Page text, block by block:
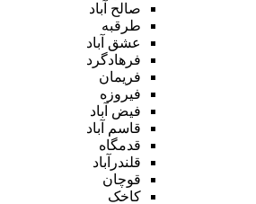
صالح آباد
طرقبه
عشق آباد
فرهادگرد
فریمان
فیروزه
فیض آباد
قاسم آباد
قدمگاه
قلندرآباد
قوچان
کاخک